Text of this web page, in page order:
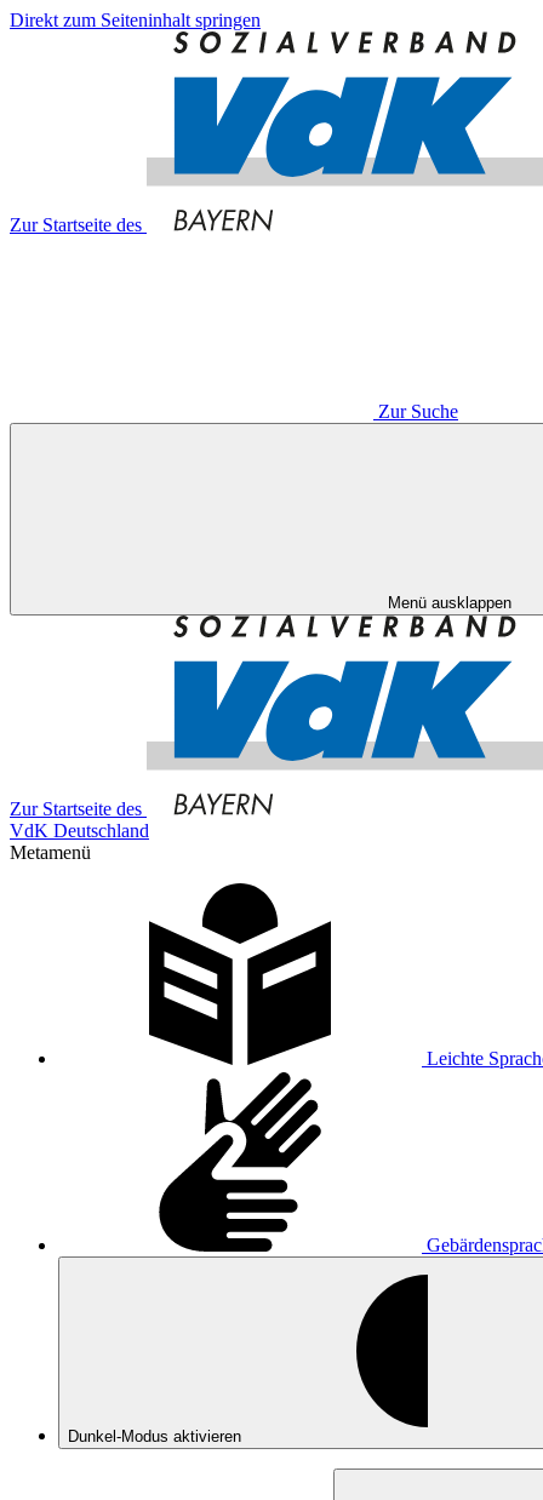
Direkt zum Seiteninhalt springen
Zur Startseite des
Zur Suche
Menü ausklappen
Zur Startseite des
VdK Deutschland
Metamenü
Leichte
Dunkel-Modus aktivieren